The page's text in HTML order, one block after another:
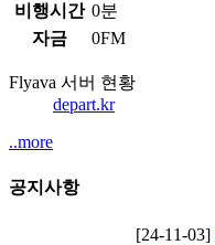
비행시간 0분
자금
0FM
Flyava 서버 현황
depart.kr
..more
공지사항
[24-11-03]